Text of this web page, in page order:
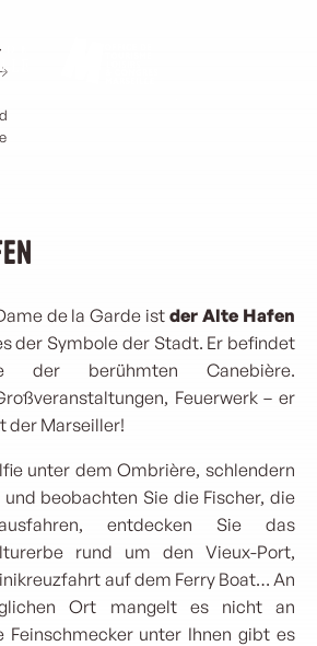
symbolträchtiges Herz
de la Garde istder Alte Hafen
der Symbole der Stadt. Er befindet
berühmten Canebière.
Feuerwerk – er
der Marseiller!
unter dem Ombrière, schlendern
beobachten Sie die Fischer, die
entdecken Sie das
rund um den Vieux-Port,
auf dem Ferry Boat… An
Ort mangelt es nicht an
Feinschmecker unter Ihnen gibt es